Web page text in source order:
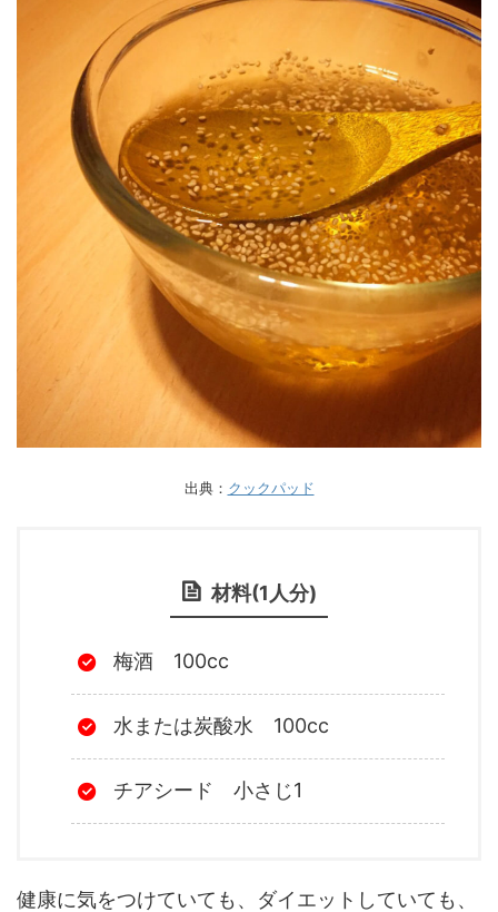
出典： クックパッド
材料(1人分)
梅酒 100cc
水または炭酸水 100cc
チアシード 小さじ1
健康に気をつけていても、ダイエットしていても、